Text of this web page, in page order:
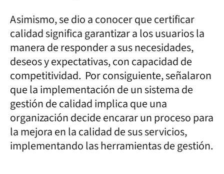
Asimismo, se dio a conocer que certificar
calidad significa garantizar a los usuarios la
manera de responder a sus necesidades,
deseos y expectativas, con capacidad de
competitividad. Por consiguiente, señalaron
que la implementación de un sistema de
gestión de calidad implica que una
organización decide encarar un proceso para
la mejora en la calidad de sus servicios,
implementando las herramientas de gestión.